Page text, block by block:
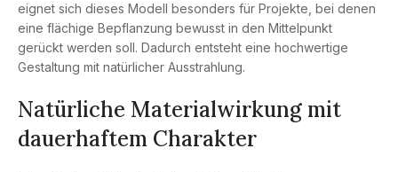
eignet sich dieses Modell besonders für Projekte, bei denen
eine flächige Bepflanzung bewusst in den Mittelpunkt
gerückt werden soll. Dadurch entsteht eine hochwertige
Gestaltung mit natürlicher Ausstrahlung.
Natürliche Materialwirkung mit
dauerhaftem Charakter